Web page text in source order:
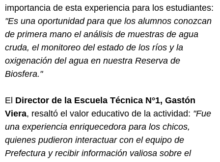
importancia de esta experiencia para los estudiantes:
"Es una oportunidad para que los alumnos conozcan
de primera mano el análisis de muestras de agua
cruda, el monitoreo del estado de los ríos y la
oxigenación del agua en nuestra Reserva de
Biosfera."
El Director de la Escuela Técnica N°1, Gastón
Viera, resaltó el valor educativo de la actividad: "Fue
una experiencia enriquecedora para los chicos,
quienes pudieron interactuar con el equipo de
Prefectura y recibir información valiosa sobre el